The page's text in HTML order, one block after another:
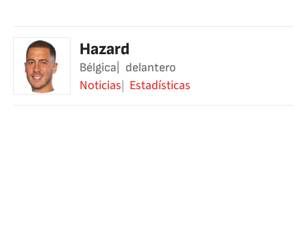
Hazard
Bélgica delantero
Noticias Estadísticas